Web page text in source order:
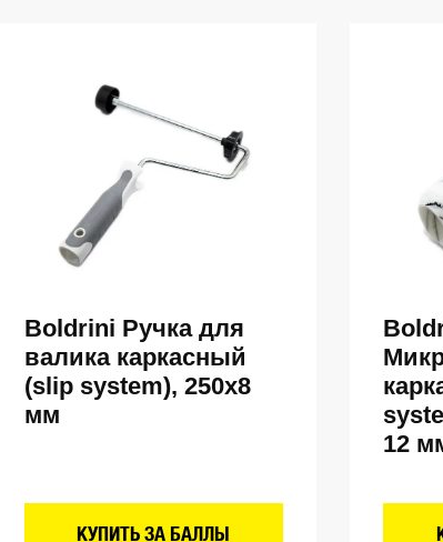
Boldrini Ручка для
валика каркасный
(slip system), 250х8
мм
КУПИТЬ ЗА БАЛЛЫ
12